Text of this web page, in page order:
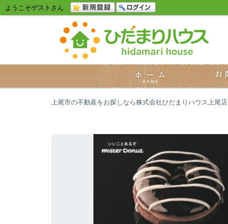
ようこそゲスト さん
上尾市の不動産をお探しなら株式会社ひだまりハウス上尾店